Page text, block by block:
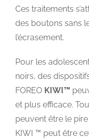
Ces traitements
des boutons sans
l’écrasement.
Pour les
noirs, des
FOREO KIWI™
et plus efficace.
peuvent être le
KIWI ™ peut être